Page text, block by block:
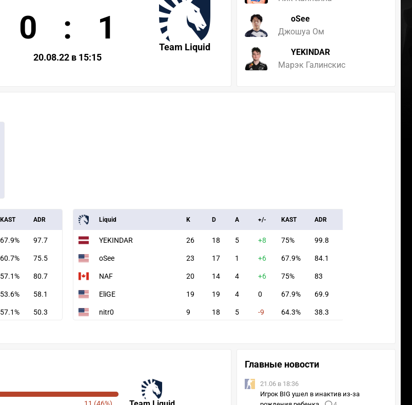
oSee
Джошуа Ом
YEKINDAR
Марэк Галинскис
Team Liquid
0 : 1
20.08.22 в 15:15
KAST ADR
67.9% 97.7
60.7% 75.5
57.1% 80.7
53.6% 58.1
57.1% 50.3
Liquid K D A +/- KAST ADR
YEKINDAR 26 18 5 +8 75% 99.8
oSee 23 17 1 +6 67.9% 84.1
NAF 20 14 4 +6 75% 83
EliGE 19 19 4 0 67.9% 69.9
nitr0 9 18 5 -9 64.3% 38.3
Главные новости
21.06 в 18:36
Игрок BIG ушел в инактив из-за